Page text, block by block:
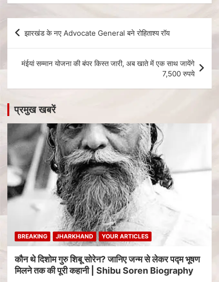
झारखंड के नए Advocate General बने रोहिताश्य रॉय
मंईयां सम्मान योजना की बंपर किस्त जारी, अब खाते में एक साथ जायेंगे
7,500 रुपये
प्रमुख खबरें
BREAKING JHARKHAND YOUR ARTICLES
कौन थे दिशोम गुरु शिबू सोरेन? जानिए जन्म से लेकर पद्म भूषण
मिलने तक की पूरी कहानी | Shibu Soren Biography